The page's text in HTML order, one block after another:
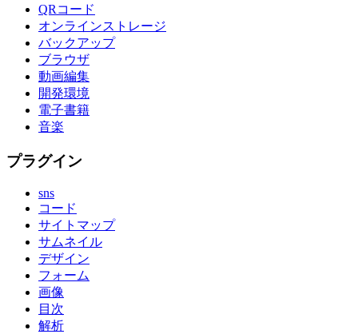
QRコード
オンラインストレージ
バックアップ
ブラウザ
動画編集
開発環境
電子書籍
音楽
プラグイン
sns
コード
サイトマップ
サムネイル
デザイン
フォーム
画像
目次
解析